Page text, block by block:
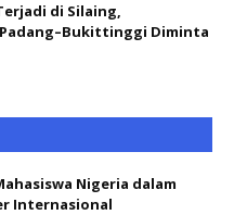
di Silaing,
Diminta
Nigeria dalam
Internasional